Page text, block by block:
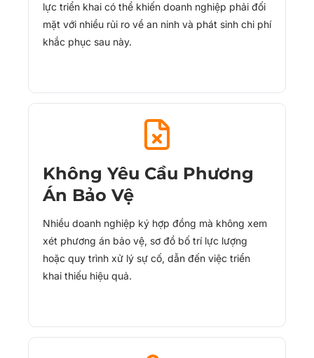
lực triển khai có thể khiến doanh nghiệp phải đối
mặt với nhiều rủi ro về an ninh và phát sinh chi phí
khắc phục sau này.
Không Yêu Cầu Phương
Án Bảo Vệ
Nhiều doanh nghiệp ký hợp đồng mà không xem
xét phương án bảo vệ, sơ đồ bố trí lực lượng
hoặc quy trình xử lý sự cố, dẫn đến việc triển
khai thiếu hiệu quả.